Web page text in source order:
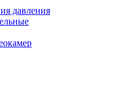
давления